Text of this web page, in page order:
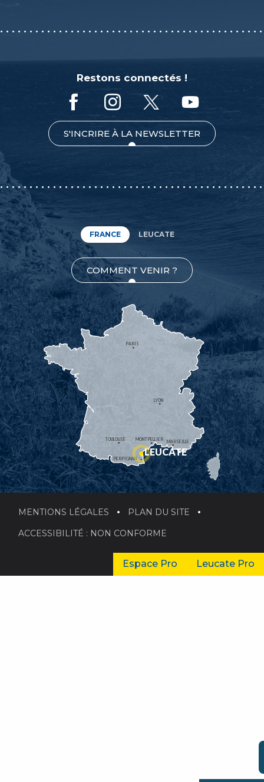
Restons connectés !
S'INCRIRE À LA NEWSLETTER
FRANCE LEUCATE
COMMENT VENIR ?
MONTPELLIER
PERPIGNAN
MARSEILLE
TOULOUSE
LYON
PARIS
LEUCATE
MENTIONS LÉGALES PLAN DU SITE
ACCESSIBILITÉ : NON CONFORME
Espace Pro Leucate Pro